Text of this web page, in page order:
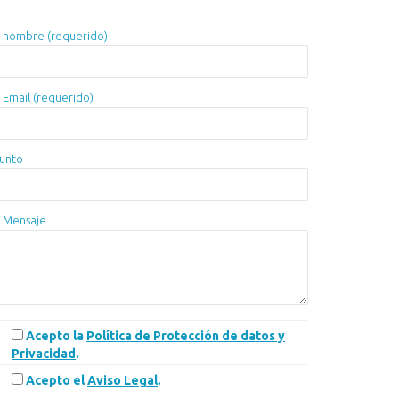
nombre (requerido)
Email (requerido)
Mensaje
Acepto la Política de Protección de datos y
Privacidad .
Acepto elAviso Legal.